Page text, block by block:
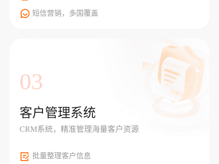
短信营销，多国覆盖
03
客户管理系统
CRM系统，精准管理海量客户资源
批量整理客户信息